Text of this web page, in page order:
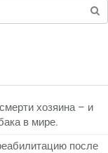
хозяина – и
в мире.
после